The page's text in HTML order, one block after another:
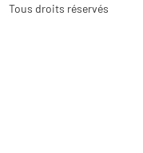
Tous droits réservés